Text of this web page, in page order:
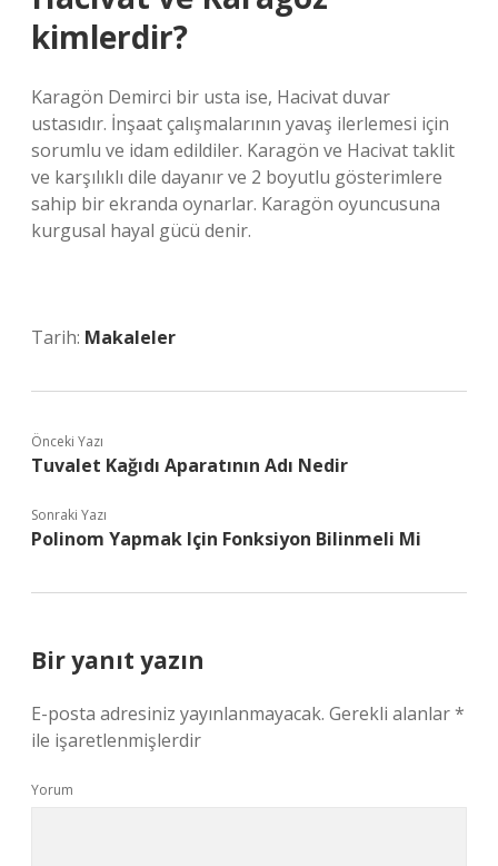
kimlerdir?
Karagön Demirci bir usta ise, Hacivat duvar
ustasıdır. İnşaat çalışmalarının yavaş ilerlemesi için
sorumlu ve idam edildiler. Karagön ve Hacivat taklit
ve karşılıklı dile dayanır ve 2 boyutlu gösterimlere
sahip bir ekranda oynarlar. Karagön oyuncusuna
kurgusal hayal gücü denir.
Tarih: Makaleler
Önceki Yazı
Tuvalet Kağıdı Aparatının Adı Nedir
Sonraki Yazı
Polinom Yapmak Için Fonksiyon Bilinmeli Mi
Bir yanıt yazın
E-posta adresiniz yayınlanmayacak. Gerekli alanlar*
ile işaretlenmişlerdir
Yorum